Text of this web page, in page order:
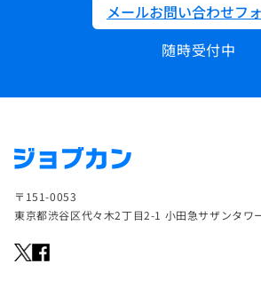
メールお問い合わせフ
随時受付中
〒151-0053
東京都渋谷区代々木2丁目2-1 小田急サザンタワ